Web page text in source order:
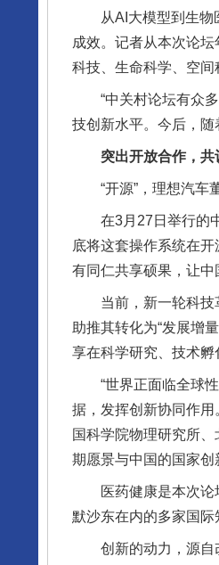
从AI大模型到生物医
成效。记者从本次论
科技、生命科学、空间
“中关村论坛有众多
技创新水平。今后，随
突出开放合作，共
“开源”，理想汽车董
在3月27日举行的中
底将这套操作系统在
有同仁共享硕果，让中
当前，新一轮科技革
助推其转化为“发展增
享在科学研究、技术孵
“世界正面临全球性
据，发挥创新协同作用
国科学院物理研究所
期愿景与中国的国家创
医药健康是本次论坛
默沙东在内的多家国际
创新的动力，源自改